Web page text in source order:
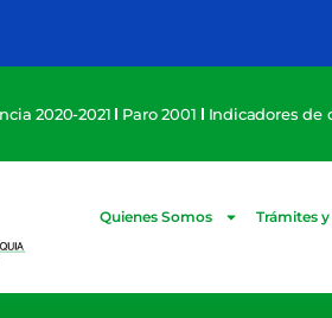
2020-2021 Paro 2001 Indicadores de
Quienes Somos Trámites